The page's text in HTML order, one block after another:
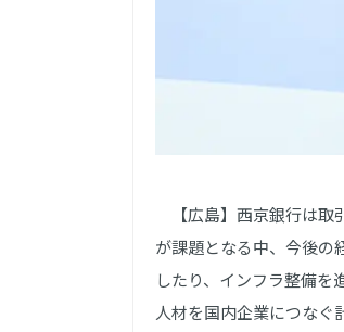
【広島】西京銀行は取
が課題となる中、今後の
したり、インフラ整備を
人材を国内企業につなぐ